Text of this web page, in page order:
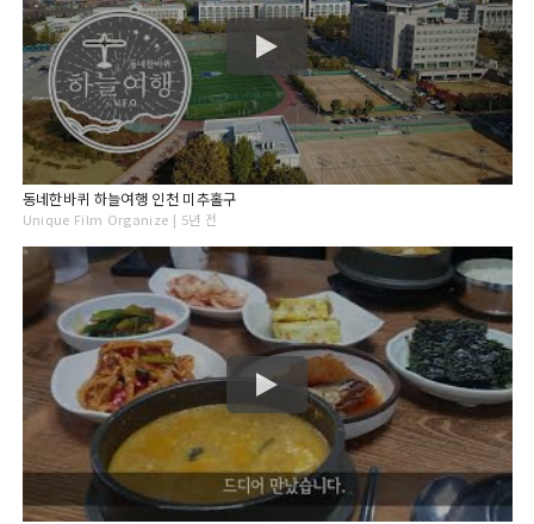
동네한바퀴 하늘여행 인천 미추홀구
Unique Film Organize | 5년 전